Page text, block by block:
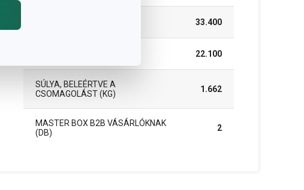
33.400
22.100
SÚLYA, BELEÉRTVE A
CSOMAGOLÁST (KG)
1.662
MASTER BOX B2B VÁSÁRLÓKNAK
(DB)
2